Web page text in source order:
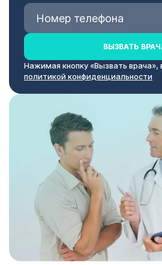
ВЫЗВАТЬ
Нажимая кнопку «Вызвать врача»,
политикой конфиденциальности